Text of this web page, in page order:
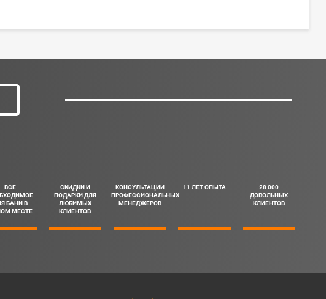
ВСЕ
БАНИ В
МЕСТЕ
СКИДКИ И
ПОДАРКИ ДЛЯ
ЛЮБИМЫХ
КЛИЕНТОВ
КОНСУЛЬТАЦИИ
ПРОФЕССИОНАЛЬНЫХ
МЕНЕДЖЕРОВ
11 ЛЕТ ОПЫТА
28 000
ДОВОЛЬНЫХ
КЛИЕНТОВ